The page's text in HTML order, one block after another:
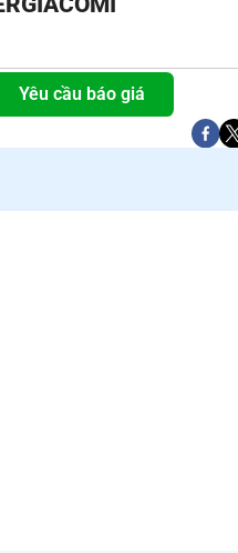
Yêu cầu báo giá